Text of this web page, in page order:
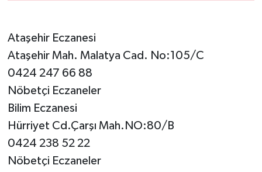
Ataşehir Eczanesi
Ataşehir Mah. Malatya Cad. No:105/C
0424 247 66 88
Nöbetçi Eczaneler
Bilim Eczanesi
Hürriyet Cd.Çarşı Mah.NO:80/B
0424 238 52 22
Nöbetçi Eczaneler
TEKNOLOJİ
YAŞAM